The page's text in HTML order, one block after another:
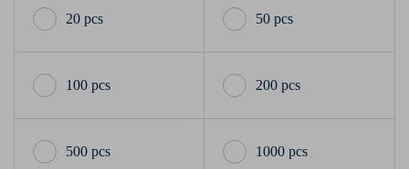
20 pcs 50 pcs
100 pcs 200 pcs
500 pcs 1000 pcs